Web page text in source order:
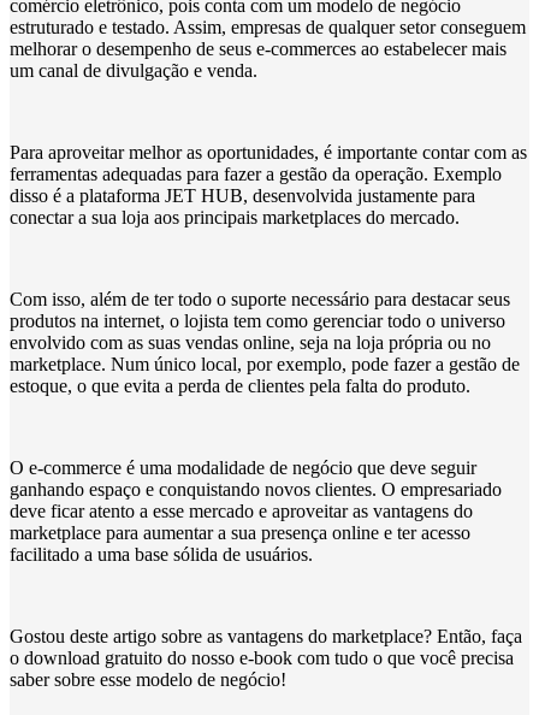
comércio eletrônico, pois conta com um modelo de negócio
estruturado e testado. Assim, empresas de qualquer setor conseguem
melhorar o desempenho de seus e-commerces ao estabelecer mais
um canal de divulgação e venda.
Para aproveitar melhor as oportunidades, é importante contar com as
ferramentas adequadas para fazer a gestão da operação. Exemplo
disso é a plataforma JET HUB, desenvolvida justamente para
conectar a sua loja aos principais marketplaces do mercado.
Com isso, além de ter todo o suporte necessário para destacar seus
produtos na internet, o lojista tem como gerenciar todo o universo
envolvido com as suas vendas online, seja na loja própria ou no
marketplace. Num único local, por exemplo, pode fazer a gestão de
estoque, o que evita a perda de clientes pela falta do produto.
O e-commerce é uma modalidade de negócio que deve seguir
ganhando espaço e conquistando novos clientes. O empresariado
deve ficar atento a esse mercado e aproveitar as vantagens do
marketplace para aumentar a sua presença online e ter acesso
facilitado a uma base sólida de usuários.
Gostou deste artigo sobre as vantagens do marketplace? Então, faça
o download gratuito do nosso e-book com tudo o que você precisa
saber sobre esse modelo de negócio!